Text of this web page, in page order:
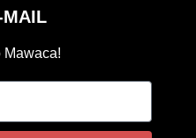
MAIL
Mawaca!